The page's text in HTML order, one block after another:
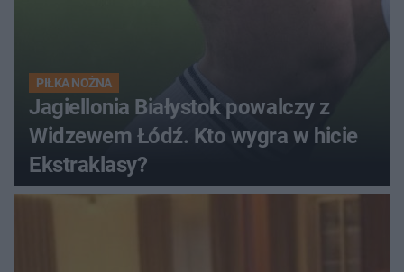
PIŁKA NOŻNA
Jagiellonia Białystok powalczy z
Widzewem Łódź. Kto wygra w hicie
Ekstraklasy?